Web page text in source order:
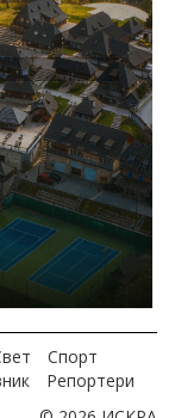
Спорт
Репортери